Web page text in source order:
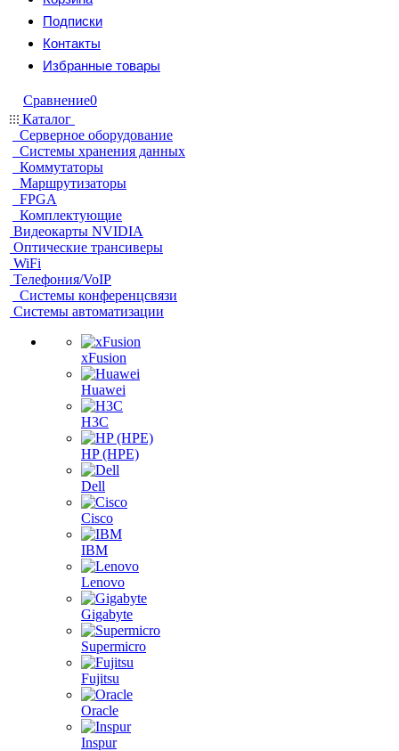
Подписки
Контакты
Избранные товары
Сравнение0
Каталог
Серверное оборудование
Системы хранения данных
Коммутаторы
Маршрутизаторы
FPGA
Комплектующие
Видеокарты NVIDIA
Оптические трансиверы
WiFi
Телефония/VoIP
Системы конференцсвязи
Системы автоматизации
xFusion
Huawei
H3C
HP (HPE)
Dell
Cisco
IBM
Lenovo
Gigabyte
Supermicro
Fujitsu
Oracle
Inspur